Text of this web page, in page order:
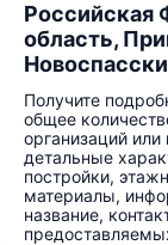
Российская
область,
Получите
общее
организаций
детальные
постройки,
материалы,
название,